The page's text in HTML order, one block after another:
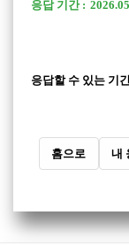
응답 기간 :
응답할 수 있는 기
홈으로 내